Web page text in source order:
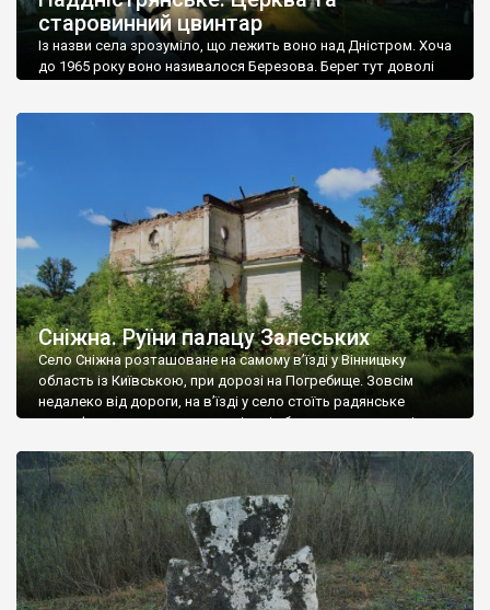
старовинний цвинтар
Із назви села зрозуміло, що лежить воно над Дністром. Хоча
до 1965 року воно називалося Березова. Берег тут доволі
Наддністрянське відрізняється від більшості навколишніх
сіл. У селі є мурована Михайлівська церква. Точної дати […]
Сніжна. Руїни палацу Залеських
Село Сніжна розташоване на самому в’їзді у Вінницьку
область із Київською, при дорозі на Погребище. Зовсім
недалеко від дороги, на в’їзді у село стоїть радянське
рельєфне пано, яке показує жінку і яблуню, а трохи далі, десь
не видно, але видно дві стареньких колії у траві – […]